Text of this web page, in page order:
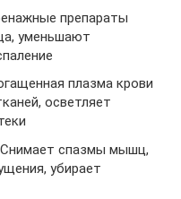
препараты
уменьшают
плазма крови
осветляет
спазмы мышц,
убирает